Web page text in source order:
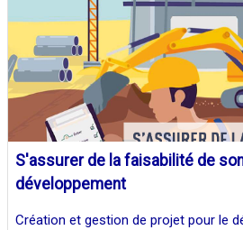
S'assurer de la faisabilité de
développement
Création et gestion de projet pour le